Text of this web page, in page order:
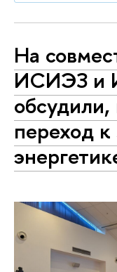
На
ИСИЭЗ и
обсудили,
переход к